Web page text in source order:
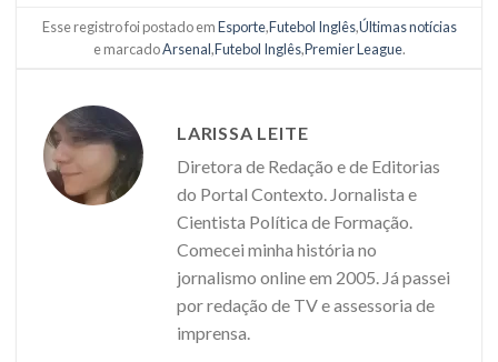
Esse registro foi postado emEsporte,Futebol Inglês,Últimas notícias
e marcadoArsenal,Futebol Inglês,Premier League.
LARISSA LEITE
Diretora de Redação e de Editorias
do Portal Contexto. Jornalista e
Cientista Política de Formação.
Comecei minha história no
jornalismo online em 2005. Já passei
por redação de TV e assessoria de
imprensa.